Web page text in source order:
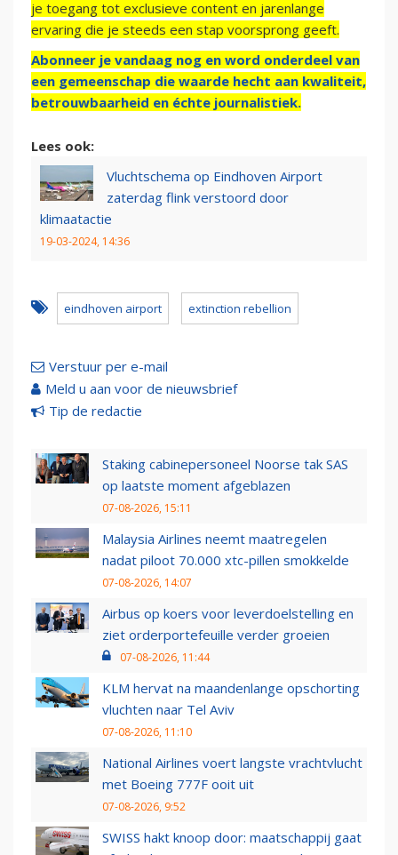
je toegang tot exclusieve content en jarenlange
ervaring die je steeds een stap voorsprong geeft.
Abonneer je vandaag nog en word onderdeel van
een gemeenschap die waarde hecht aan kwaliteit,
betrouwbaarheid en échte journalistiek.
Lees ook:
Vluchtschema op Eindhoven Airport
zaterdag flink verstoord door
klimaatactie
19-03-2024, 14:36
eindhoven airport extinction rebellion
Verstuur per e-mail
Meld u aan voor de nieuwsbrief
Tip de redactie
Staking cabinepersoneel Noorse tak SAS
op laatste moment afgeblazen
07-08-2026, 15:11
Malaysia Airlines neemt maatregelen
nadat piloot 70.000 xtc-pillen smokkelde
07-08-2026, 14:07
Airbus op koers voor leverdoelstelling en
ziet orderportefeuille verder groeien
07-08-2026, 11:44
KLM hervat na maandenlange opschorting
vluchten naar Tel Aviv
07-08-2026, 11:10
National Airlines voert langste vrachtvlucht
met Boeing 777F ooit uit
07-08-2026, 9:52
SWISS hakt knoop door: maatschappij gaat